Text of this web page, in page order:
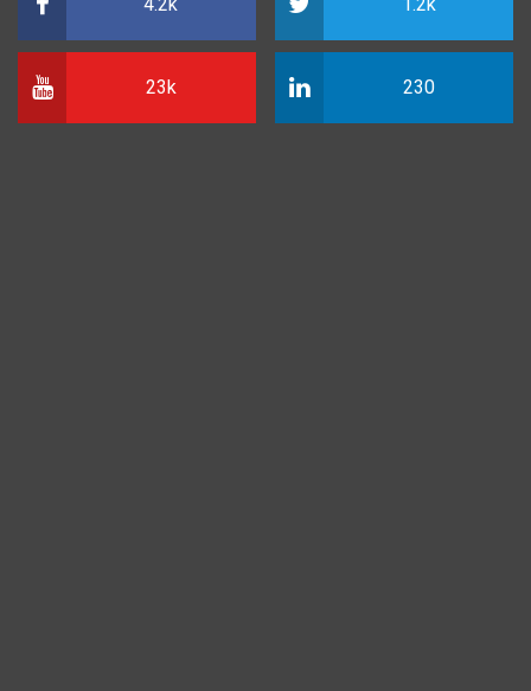
23k 230